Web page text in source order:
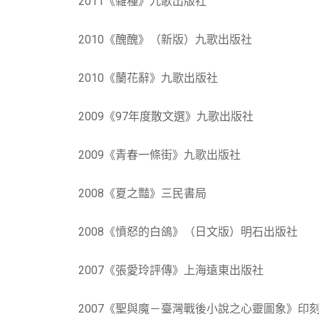
2010《醜醜》（新版）九歌出版社
2010《蘭花辭》九歌出版社
2009《97年度散文選》九歌出版社
2009《青春一條街》九歌出版社
2008《夏之豔》三民書局
2008《憤怒的白鴿》（日文版）明石出版社
2007《張愛玲評傳》上海遠東出版社
2007《聖與魔－臺灣戰後小說之心靈圖象》印